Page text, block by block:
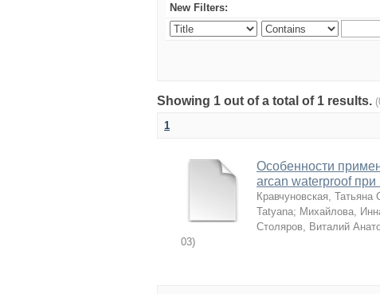
New Filters:
Showing 1 out of a total of 1 results.
1
Особенности
arcan waterproof
Кравчуновская, Татьяна
Tatyana; Михайлова,
Столяров, Виталий
03)